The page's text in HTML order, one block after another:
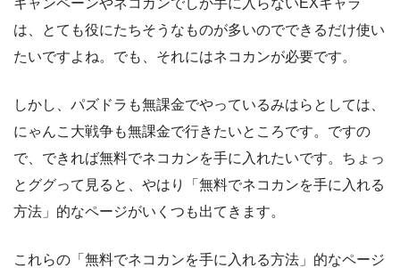
は、とても役にたちそうなものが多いのでできるだけ使い
たいですよね。でも、それにはネコカンが必要です。
しかし、パズドラも無課金でやっているみはらとしては、
にゃんこ大戦争も無課金で行きたいところです。ですの
で、できれば無料でネコカンを手に入れたいです。ちょっ
とググって見ると、やはり「無料でネコカンを手に入れる
方法」的なページがいくつも出てきます。
これらの「無料でネコカンを手に入れる方法」的なページ